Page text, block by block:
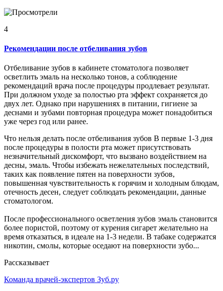
4
Рекомендации после отбеливания зубов
Отбеливание зубов в кабинете стоматолога позволяет
осветлить эмаль на несколько тонов, а соблюдение
рекомендаций врача после процедуры продлевает результат.
При должном уходе за полостью рта эффект сохраняется до
двух лет. Однако при нарушениях в питании, гигиене за
деснами и зубами повторная процедура может понадобиться
уже через год или ранее.
Что нельзя делать после отбеливания зубов В первые 1-3 дня
после процедуры в полости рта может присутствовать
незначительный дискомфорт, что вызвано воздействием на
десны, эмаль. Чтобы избежать нежелательных последствий,
таких как появление пятен на поверхности зубов,
повышенная чувствительность к горячим и холодным блюдам,
отечность десен, следует соблюдать рекомендации, данные
стоматологом.
После профессионального осветления зубов эмаль становится
более пористой, поэтому от курения сигарет желательно на
время отказаться, в идеале на 1-3 недели. В табаке содержатся
никотин, смолы, которые оседают на поверхности зубо...
Рассказывает
Команда врачей-экспертов Зуб.ру